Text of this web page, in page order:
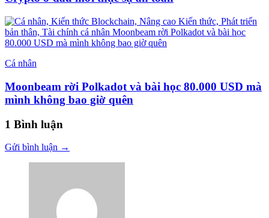
Cá nhân
Moonbeam rời Polkadot và bài học 80.000 USD mà
mình không bao giờ quên
1 Bình luận
Gửi bình luận →